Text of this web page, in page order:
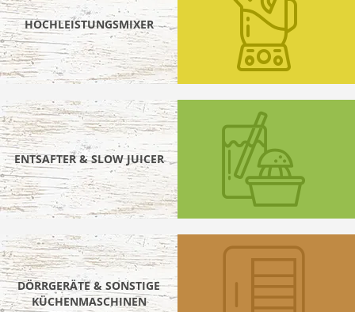
HOCHLEISTUNGSMIXER
ENTSAFTER & SLOW JUICER
DÖRRGERÄTE & SONSTIGE
KÜCHENMASCHINEN